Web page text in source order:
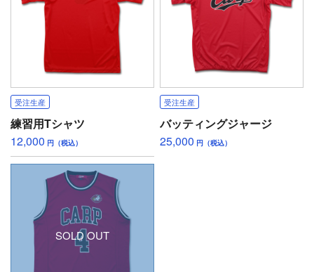
受注生産
練習用Tシャツ
12,000 円（税込）
受注生産
バッティングジャージ
25,000 円（税込）
SOLD OUT